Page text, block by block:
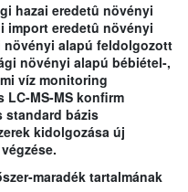
hazai eredetû növényi
import eredetû növényi
növényi alapú feldolgozott
növényi alapú bébiétel-,
víz monitoring
LC-MS-MS konfirm
standard bázis
kidolgozása új
maradék tartalmának